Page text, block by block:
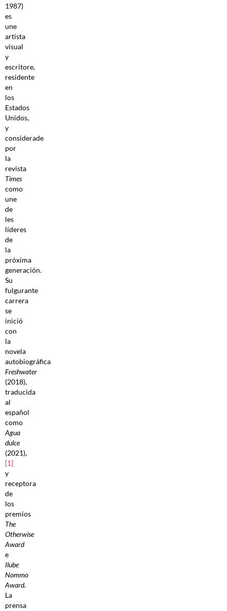
1987)
es
une
artista
visual
y
escritore,
residente
en
los
Estados
Unidos,
y
considerade
por
la
revista
Times
como
une
de
les
líderes
de
la
próxima
generación.
Su
fulgurante
carrera
se
inició
con
la
novela
autobiográfica
Freshwater
(2018),
traducida
al
español
como
Agua
dulce
(2021),
[1]
y
receptora
de
los
premios
The
Otherwise
Award
e
Ilube
Nommo
Award.
La
prensa